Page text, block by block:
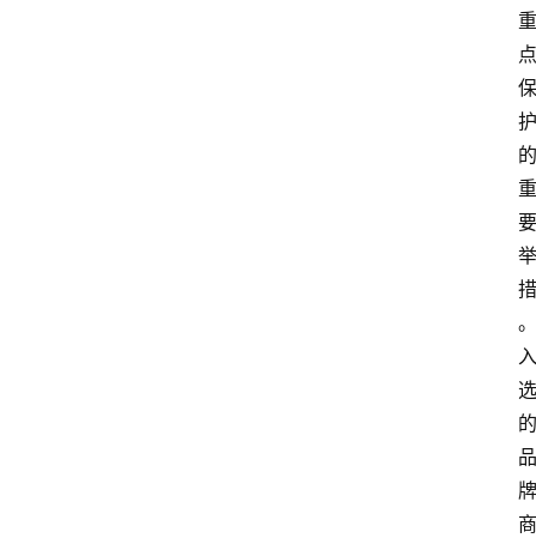
重
点
保
护
的
重
要
举
措
。
入
选
的
品
牌
商